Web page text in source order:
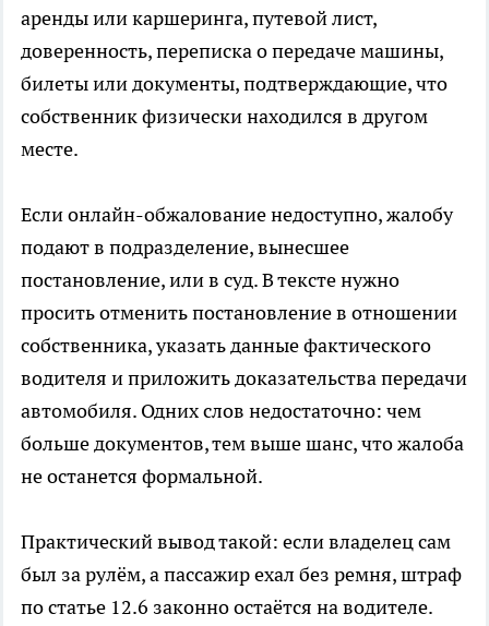
аренды или каршеринга, путевой лист,
доверенность, переписка о передаче машины,
билеты или документы, подтверждающие, что
собственник физически находился в другом
месте.
Если онлайн-обжалование недоступно, жалобу
подают в подразделение, вынесшее
постановление, или в суд. В тексте нужно
просить отменить постановление в отношении
собственника, указать данные фактического
водителя и приложить доказательства передачи
автомобиля. Одних слов недостаточно: чем
больше документов, тем выше шанс, что жалоба
не останется формальной.
Практический вывод такой: если владелец сам
был за рулём, а пассажир ехал без ремня, штраф
по статье 12.6 законно остаётся на водителе.